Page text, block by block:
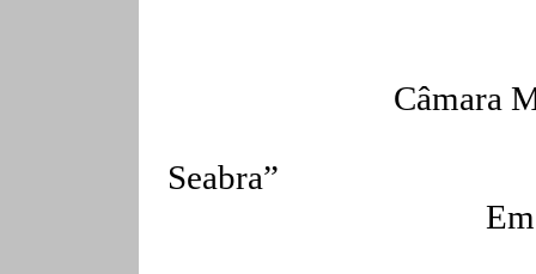
Câmara
Seabra”